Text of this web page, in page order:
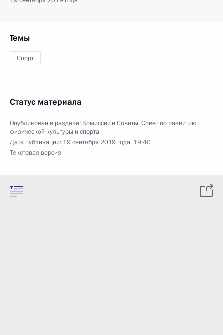
Темы
Спорт
Статус материала
Опубликован в разделе: Комиссии и Советы,Совет по развитию
физической культуры и спорта
Дата публикации: 19 сентября 2019 года, 19:40
Текстовая версия